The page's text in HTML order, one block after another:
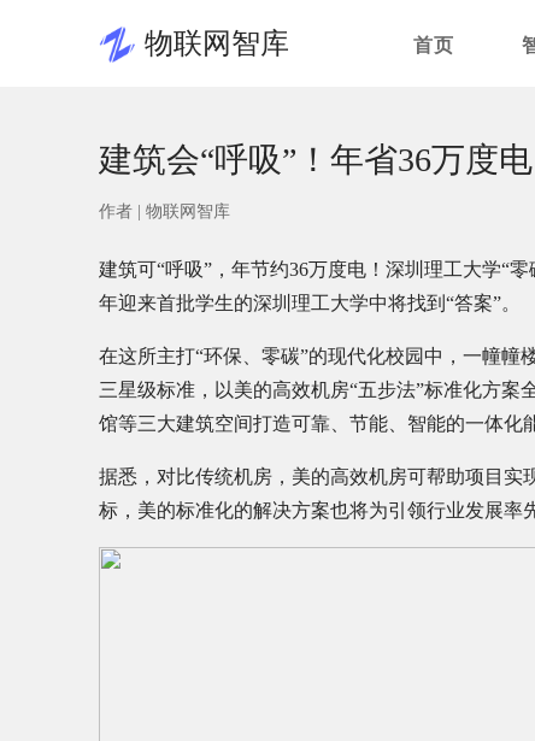
物联网智库 首页
建筑会“呼吸”！年省36万度
作者 | 物联网智库
建筑可“呼吸”，年节约36万度电！深圳理工大学“
年迎来首批学生的深圳理工大学中将找到“答案”。
在这所主打“环保、零碳”的现代化校园中，一幢幢
三星级标准，以美的高效机房“五步法”标准化方
馆等三大建筑空间打造可靠、节能、智能的一体化
据悉，对比传统机房，美的高效机房可帮助项目实
标，美的标准化的解决方案也将为引领行业发展率先